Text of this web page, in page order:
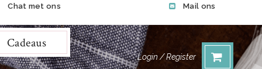
Chat met ons Mail ons
Cadeaus
Login / Register